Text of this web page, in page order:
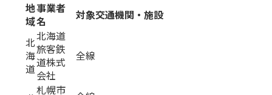
地
域
事業者
名
対象交通機関・施設
北
海
道
北海道
旅客鉄
道株式
会社
全線
札幌市